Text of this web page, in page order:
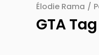
Élodie Rama /
GTA Tag